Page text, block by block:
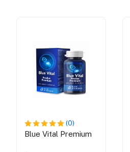
(0)
Blue Vital Premium